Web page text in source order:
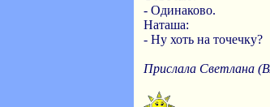
- Одинаково.
Наташа:
- Ну хоть на точечку?
Прислала Светлана